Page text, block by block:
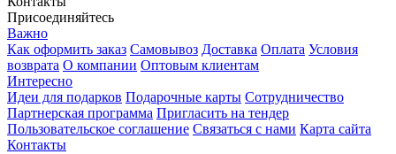
Присоединяйтесь
Важно
Как оформить заказ Самовывоз Доставка Оплата Условия
возврата О компании Оптовым клиентам
Интересно
Идеи для подарков Подарочные карты Сотрудничество
Партнерская программа Пригласить на тендер
Пользовательское соглашение Связаться с нами Карта сайта
Контакты